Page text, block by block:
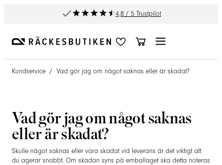
4,8 / 5 Trustpilot
Kundservice / Vad gör jag om något saknas eller är skadat?
Vad gör jag om något saknas
eller är skadat?
Skulle något saknas eller vara skadat vid leverans är det viktigt att
du agerar snabbt. Om skadan syns på emballaget ska detta noteras